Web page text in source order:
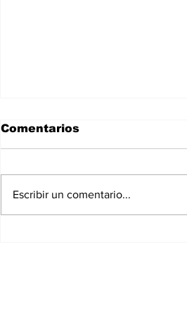
Comentarios
Escribir un comentario...